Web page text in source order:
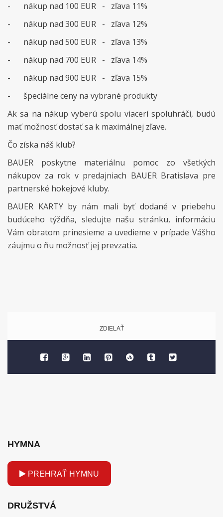
-
nákup nad 100 EUR - zľava 11%
-
nákup nad 300 EUR - zľava 12%
-
nákup nad 500 EUR - zľava 13%
-
nákup nad 700 EUR - zľava 14%
-
nákup nad 900 EUR - zľava 15%
-
špeciálne ceny na vybrané produkty
Ak sa na nákup vyberú spolu viacerí spoluhráči, budú
mať možnosť dostať sa k maximálnej zľave.
Čo získa náš klub?
BAUER poskytne materiálnu pomoc zo všetkých
nákupov za rok v predajniach BAUER Bratislava pre
partnerské hokejové kluby.
BAUER KARTY by nám mali byť dodané v priebehu
budúceho týždňa, sledujte našu stránku, informáciu
Vám obratom prinesieme a uvedieme v prípade Vášho
záujmu o ňu možnosť jej prevzatia.
ZDIELAŤ
HYMNA
PREHRAŤ HYMNU
DRUŽSTVÁ